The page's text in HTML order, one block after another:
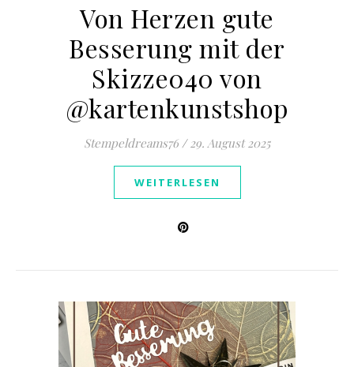
Von Herzen gute
Besserung mit der
Skizze040 von
@kartenkunstshop
Stempeldreams76 / 29. August 2025
WEITERLESEN